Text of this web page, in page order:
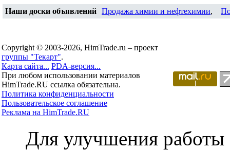
Наши доски объявлений Продажа химии и нефтехимии,
Copyright © 2003-2026, HimTrade.ru – проект
группы "Текарт".
Карта сайта... PDA-версия...
При любом использовании материалов
HimTrade.RU ссылка обязательна.
Политика конфиденциальности
Пользовательское соглашение
Реклама на HimTrade.RU
Для улучшения работы